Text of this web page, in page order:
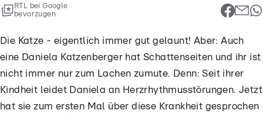
RTL bei Google
bevorzugen
Die Katze - eigentlich immer gut gelaunt! Aber: Auch
eine Daniela Katzenberger hat Schattenseiten und ihr ist
nicht immer nur zum Lachen zumute. Denn: Seit ihrer
Kindheit leidet Daniela an Herzrhythmusstörungen. Jetzt
hat sie zum ersten Mal über diese Krankheit gesprochen